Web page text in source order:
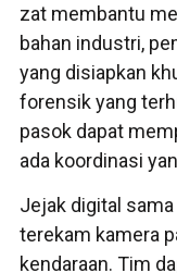
zat membantu
bahan industri,
yang disiapkan
forensik yang
pasok dapat
ada koordinasi
Jejak digital
terekam kamera
kendaraan. Tim